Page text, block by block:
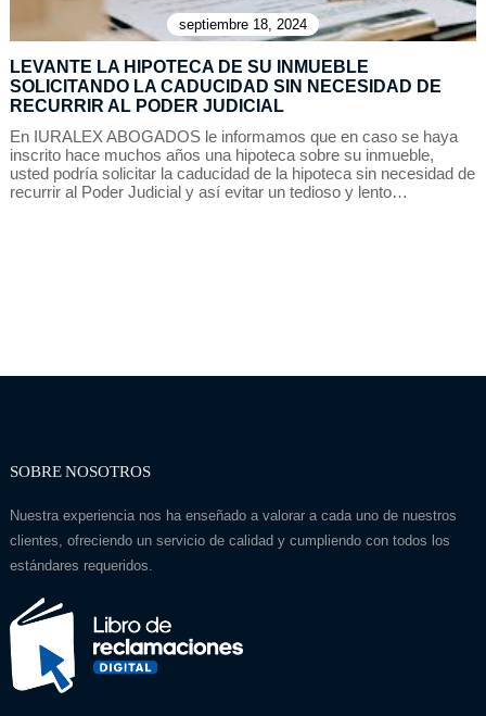
septiembre 18, 2024
LEVANTE LA HIPOTECA DE SU INMUEBLE
SOLICITANDO LA CADUCIDAD SIN NECESIDAD DE
RECURRIR AL PODER JUDICIAL
En IURALEX ABOGADOS le informamos que en caso se haya
inscrito hace muchos años una hipoteca sobre su inmueble,
usted podría solicitar la caducidad de la hipoteca sin necesidad de
recurrir al Poder Judicial y así evitar un tedioso y lento…
SOBRE NOSOTROS
Nuestra experiencia nos ha enseñado a valorar a cada uno de nuestros
clientes, ofreciendo un servicio de calidad y cumpliendo con todos los
estándares requeridos.